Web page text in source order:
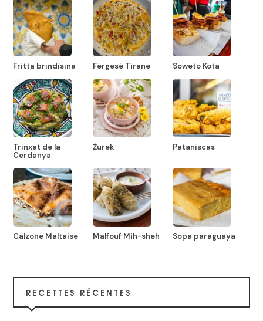
Fritta brindisina Fërgesë Tirane Soweto Kota
Trinxat de la
Cerdanya
Żurek Pataniscas
Calzone Maltaise Malfouf Mih-sheh Sopa paraguaya
RECETTES RÉCENTES